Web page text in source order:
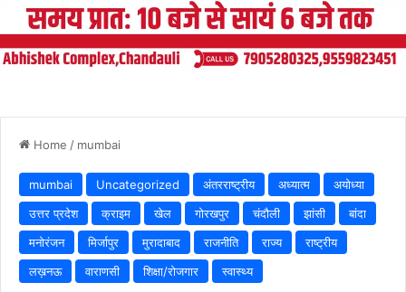
Home / mumbai
mumbai Uncategorized अंतरराष्ट्रीय अध्यात्म
अयोध्या
उत्तर प्रदेश
क्राइम खेल गोरखपुर चंदौली झांसी
बांदा
मनोरंजन
मिर्जापुर मुरादाबाद राजनीति राज्य
राष्ट्रीय
लख़नऊ
वाराणसी शिक्षा/रोजगार स्वास्थ्य